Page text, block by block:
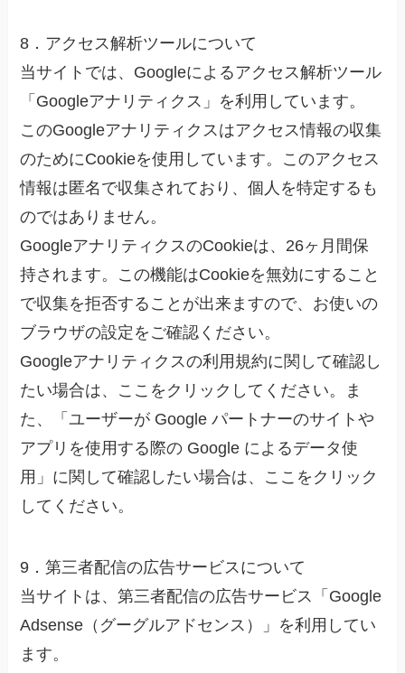
8．アクセス解析ツールについて
当サイトでは、Googleによるアクセス解析ツール
「Googleアナリティクス」を利用しています。
このGoogleアナリティクスはアクセス情報の収集
のためにCookieを使用しています。このアクセス
情報は匿名で収集されており、個人を特定するも
のではありません。
GoogleアナリティクスのCookieは、26ヶ月間保
持されます。この機能はCookieを無効にすること
で収集を拒否することが出来ますので、お使いの
ブラウザの設定をご確認ください。
Googleアナリティクスの利用規約に関して確認し
たい場合は、ここをクリックしてください。ま
た、「ユーザーが Google パートナーのサイトや
アプリを使用する際の Google によるデータ使
用」に関して確認したい場合は、ここをクリック
してください。
9．第三者配信の広告サービスについて
当サイトは、第三者配信の広告サービス「Google
Adsense（グーグルアドセンス）」を利用してい
ます。